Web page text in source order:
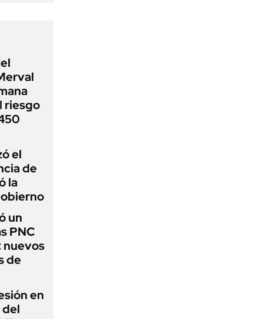
riesgo
el
de
la
un
PNC
nuevos
de
en
del